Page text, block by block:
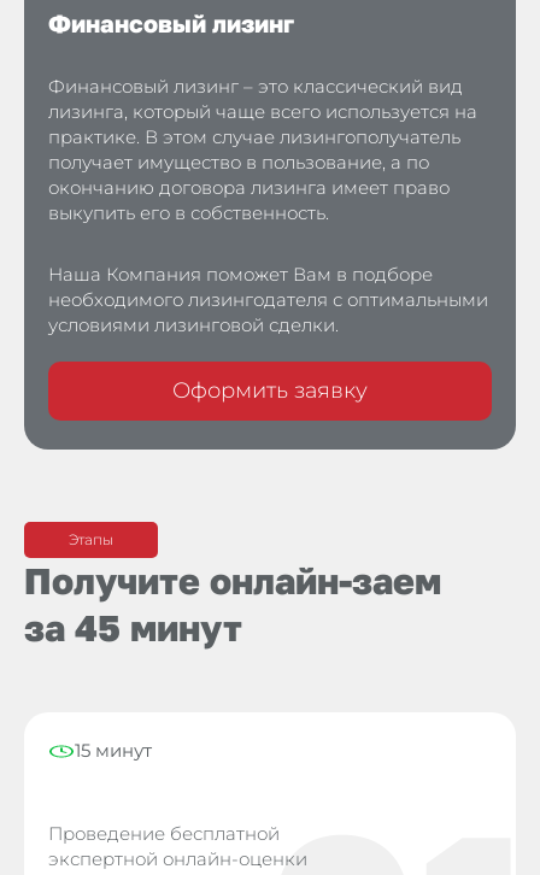
Финансовый лизинг
Финансовый лизинг – это классический вид
лизинга, который чаще всего используется на
практике. В этом случае лизингополучатель
получает имущество в пользование, а по
окончанию договора лизинга имеет право
выкупить его в собственность.
Наша Компания поможет Вам в подборе
необходимого лизингодателя с оптимальными
условиями лизинговой сделки.
Оформить заявку
Этапы
Получите онлайн-заем
за 45 минут
15 минут
Проведение бесплатной
экспертной онлайн-оценки